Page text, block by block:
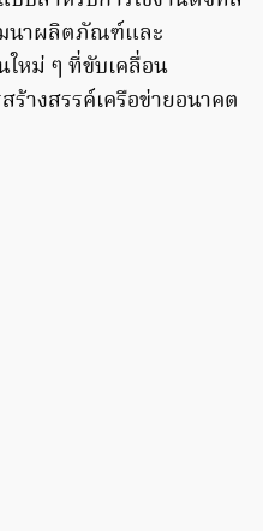
นาผลิตภัณฑ์และ
หม่ ๆ ที่ขับเคลื่อน
ร้างสรรค์เครือข่ายอนาคต